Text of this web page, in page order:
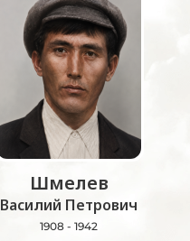
Шмелев
Василий Петрович
1908 - 1942